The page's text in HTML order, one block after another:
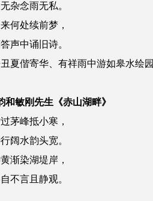
杂念雨无私。
何处续前梦，
声中诵旧诗。
夏偕寄华、有祥雨中游如皋水绘
和敏刚先生《赤山湖畔》
茅峰抵小寒，
阔水韵头宽。
渐染湖堤岸，
不言且静观。